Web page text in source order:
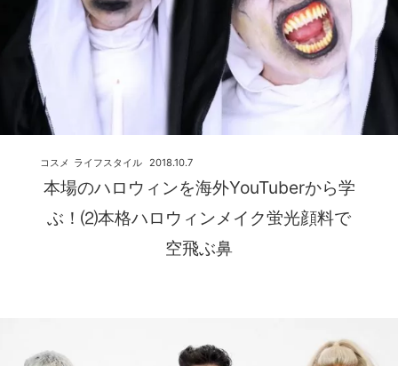
本場のハロウィンを海外YouTuberから学
ぶ！⑵本格ハロウィンメイク蛍光顔料で
空飛ぶ鼻
2018.10.7
コスメ ライフスタイル